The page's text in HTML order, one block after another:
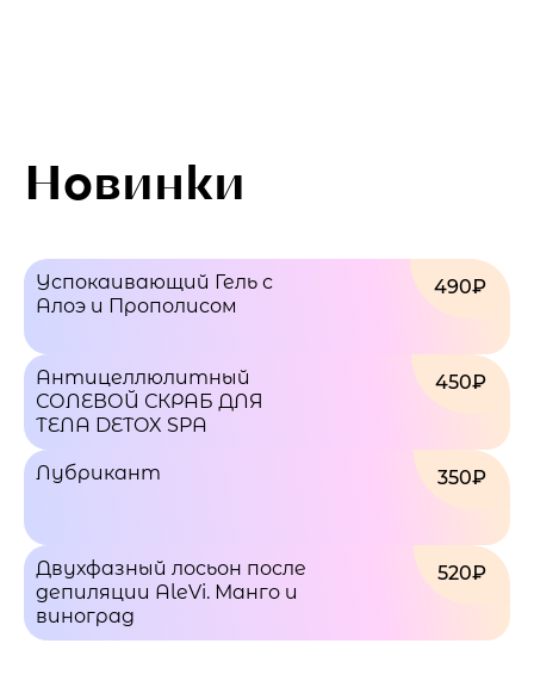
Новинки
490₽
Успокаивающий Гель с
Алоэ и Прополисом
450₽
Антицеллюлитный
СОЛЕВОЙ СКРАБ ДЛЯ
ТЕЛА DETOX SPA
350₽
Лубрикант
520₽
Двухфазный лосьон после
депиляции AleVi. Манго и
виноград